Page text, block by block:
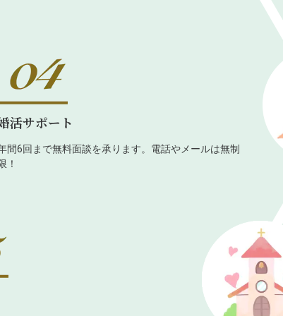
活サポート
間6回まで無料面談を承ります。電話やメールは無制
！